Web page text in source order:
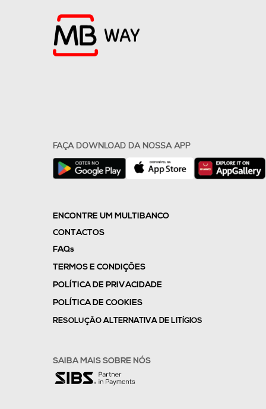
FAÇA DOWNLOAD DA NOSSA APP
ENCONTRE UM MULTIBANCO
CONTACTOS
FAQs
TERMOS E CONDIÇÕES
POLÍTICA DE PRIVACIDADE
POLÍTICA DE COOKIES
RESOLUÇÃO ALTERNATIVA DE LITÍGIOS
SAIBA MAIS SOBRE NÓS